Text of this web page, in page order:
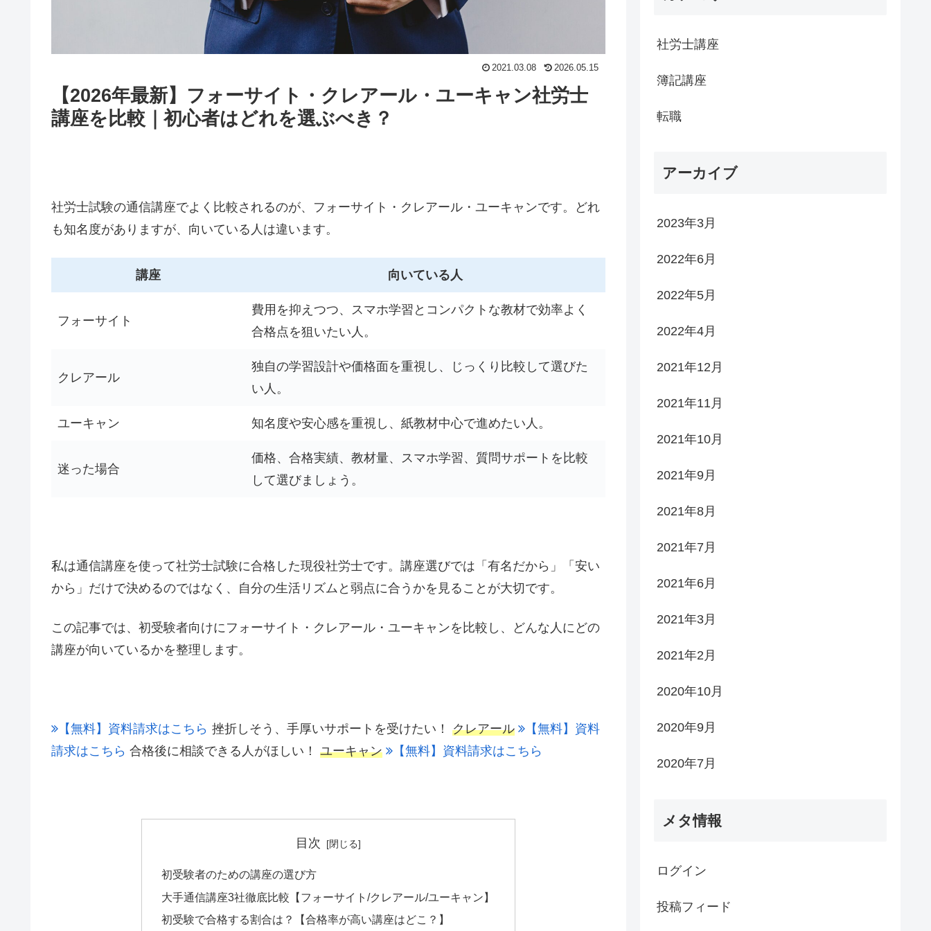
2021.03.08 2026.05.15
【2026年最新】フォーサイト・クレアール・ユーキャン社労士
講座を比較｜初心者はどれを選ぶべき？
社労士試験の通信講座でよく比較されるのが、フォーサイト・クレアール・ユーキャンです。どれ
も知名度がありますが、向いている人は違います。
講座 向いている人
フォーサイト
費用を抑えつつ、スマホ学習とコンパクトな教材で効率よく
合格点を狙いたい人。
クレアール
独自の学習設計や価格面を重視し、じっくり比較して選びた
い人。
ユーキャン 知名度や安心感を重視し、紙教材中心で進めたい人。
迷った場合
価格、合格実績、教材量、スマホ学習、質問サポートを比較
して選びましょう。
私は通信講座を使って社労士試験に合格した現役社労士です。講座選びでは「有名だから」「安い
から」だけで決めるのではなく、自分の生活リズムと弱点に合うかを見ることが大切です。
この記事では、初受験者向けにフォーサイト・クレアール・ユーキャンを比較し、どんな人にどの
講座が向いているかを整理します。
【無料】資料請求はこちら 挫折しそう、手厚いサポートを受けたい！ クレアール
【無料】資料
請求はこちら 合格後に相談できる人がほしい！ ユーキャン 【無料】資料請求はこちら
目次
初受験者のための講座の選び方
大手通信講座3社徹底比較【フォーサイト/クレアール/ユーキャン】
初受験で合格する割合は？【合格率が高い講座はどこ？】
社労士講座
簿記講座
転職
アーカイブ
2023年3月
2022年6月
2022年5月
2022年4月
2021年12月
2021年11月
2021年10月
2021年9月
2021年8月
2021年7月
2021年6月
2021年3月
2021年2月
2020年10月
2020年9月
2020年7月
メタ情報
ログイン
投稿フィード